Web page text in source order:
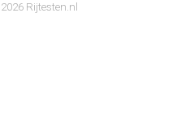
Rijtesten.nl